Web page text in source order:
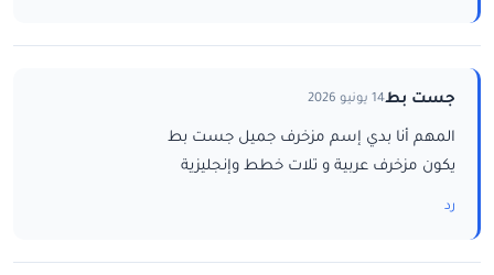
جست بط14 يونيو 2026
المهم أنا بدي إسم مزخرف جميل جست بط
يكون مزخرف عربية و تلات خطط وإنجليزية
رد